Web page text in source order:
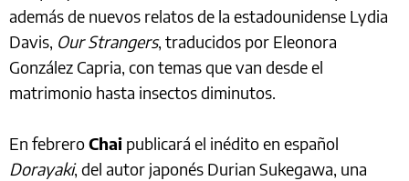
además de nuevos relatos de la estadounidense Lydia
Davis, Our Strangers, traducidos por Eleonora
González Capria, con temas que van desde el
matrimonio hasta insectos diminutos.
En febreroChai publicará el inédito en español
Dorayaki, del autor japonés Durian Sukegawa, una